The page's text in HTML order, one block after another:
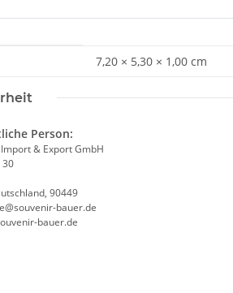
7,20 × 5,30 × 1,00 cm
Person:
& Export GmbH
90449
bauer.de
bauer.de